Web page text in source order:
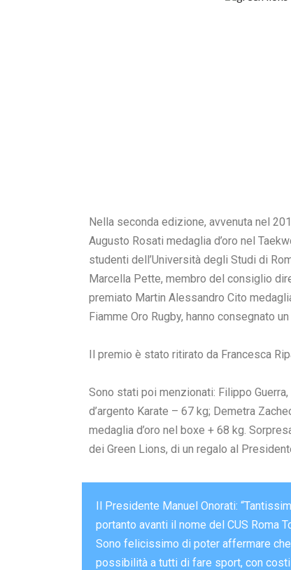
Nella seconda edizione, avvenuta nel
Augusto Rosati medaglia d’oro nel
studenti dell’Università degli Studi di
Marcella Pette, membro del consiglio
premiato Martin Alessandro Cito
Fiamme Oro Rugby, hanno consegnato
Il premio è stato ritirato da Francesca
Sono stati poi menzionati: Filippo
d’argento Karate – 67 kg; Demetra
medaglia d’oro nel boxe + 68 kg.
dei Green Lions, di un regalo al
Il Presidente Manuel Onorati:
portanto avanti il nome del CUS Roma
Sono felicissimo di poter affermare
possibilità a tutti di fare sport, con